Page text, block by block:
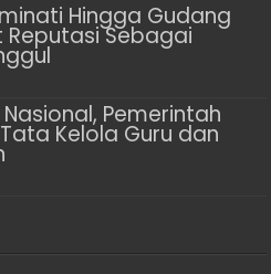
Hingga Gudang
Reputasi Sebagai
Pemerintah
Kelola Guru dan